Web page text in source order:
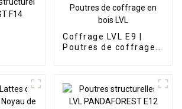
Coffrage LVL E9 |
Poutres de coffrage